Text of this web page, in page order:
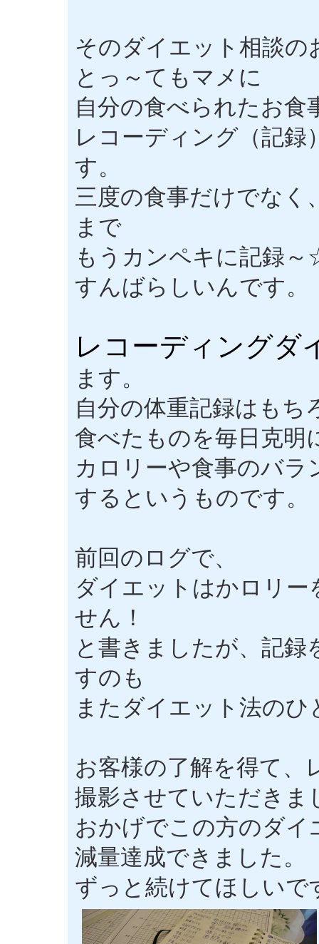
そのダイエット相談の
とっ～てもマメに
自分の食べられたお食
レコーディング（記
す。
三度の食事だけでなく
まで
もうカンペキに記録
すんばらしいんです。
レコーディングダ
ます。
自分の体重記録はもち
食べたものを毎日克明
カロリーや食事のバ
するというものです。
前回のログで、
ダイエットはかロリ
せん！
と書きましたが、記録
すのも
またダイエット法の
お客様の了解を得て、
撮影させていただきま
おかげでこの方のダ
減量達成できました。
ずっと続けてほしいで